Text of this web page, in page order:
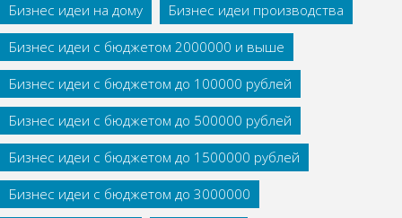
Бизнес идеи на дому
Бизнес идеи производства
Бизнес идеи с бюджетом 2000000 и выше
Бизнес идеи с бюджетом до 100000 рублей
Бизнес идеи с бюджетом до 500000 рублей
Бизнес идеи с бюджетом до 1500000 рублей
Бизнес идеи с бюджетом до 3000000